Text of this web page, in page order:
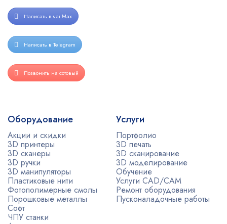
Написать в чат Max
Написать в Telegram
Позвонить на сотовый
Оборудование
Акции и скидки
3D принтеры
3D сканеры
3D ручки
3D манипуляторы
Пластиковые нити
Фотополимерные смолы
Порошковые металлы
Софт
ЧПУ станки
Услуги
Портфолио
3D печать
3D сканирование
3D моделирование
Обучение
Услуги CAD/CAM
Ремонт оборудования
Пусконаладочные работы